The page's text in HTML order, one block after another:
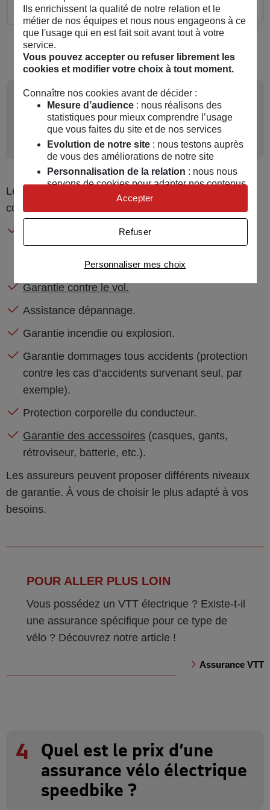
3
Quelles garanties choisir
pour assurer son vélo
speedbike ?
Le contrat d’assurance d’un speedbike peut
comprendre plusieurs garanties.
Assurance Responsabilité civile : il s’agit de la
garantie de base. Elle permet d’indemniser les
dommages causés aux tiers par le speedbike.
Garantie contre le vol.
Assistance dépannage.
Garantie incendie ou explosion.
Garantie dommages tous accidents (protection
contre les cas d’accidents survenant seul, par
exemple).
Protection corporelle du conducteur.
Garantie des accessoires (casques, gants,
rétroviseur, batterie, etc.).
Les assureurs peuvent proposer différents niveaux
de garantie. À vous de choisir le plus adapté à vos
besoins.
POUR ALLER PLUS LOIN
Vous possédez un VTT électrique ? Existe-t-il
une assurance spécifique pour ce type de
vélo ? Découvrez notre article !
Assurance VTT
4
Quel est le prix d’une
assurance vélo électrique
speedbike ?
Ils enrichissent la qualité de notre relation et le
métier de nos équipes et nous nous engageons à ce
que l'usage qui en est fait soit avant tout à votre
service.
Vous pouvez accepter ou refuser librement les
cookies et modifier votre choix à tout moment.
Connaître nos cookies avant de décider :
Mesure d’audience: nous réalisons des
statistiques pour mieux comprendre l’usage
que vous faites du site et de nos services
Evolution de notre site: nous testons auprès
de vous des améliorations de notre site
Personnalisation de la relation : nous nous
servons de cookies pour adapter nos contenus
et personnaliser nos offres
Univers publicitaire: nous utilisons avec nos
publicités personnalisées
Personnaliser mes choix
Refuser
Accepter